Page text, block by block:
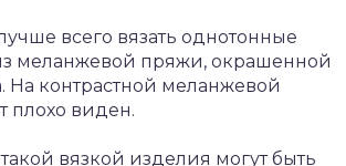
всего вязать однотонные
меланжевой пряжи, окрашенной
На контрастной меланжевой
плохо виден.
вязкой изделия могут быть